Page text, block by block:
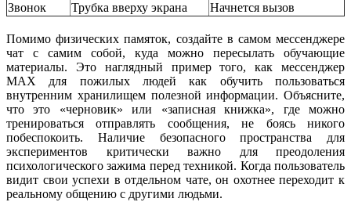
Звонок
Трубка вверху экрана Начнется вызов
Помимо физических памяток, создайте в самом мессенджере
чат с самим собой, куда можно пересылать обучающие
материалы. Это наглядный пример того, как мессенджер
MAX для пожилых людей как обучить пользоваться
внутренним хранилищем полезной информации. Объясните,
что это «черновик» или «записная книжка», где можно
тренироваться отправлять сообщения, не боясь никого
побеспокоить. Наличие безопасного пространства для
экспериментов критически важно для преодоления
психологического зажима перед техникой. Когда пользователь
видит свои успехи в отдельном чате, он охотнее переходит к
реальному общению с другими людьми.